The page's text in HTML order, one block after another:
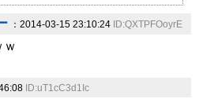
：2014-03-15 23:10:24 ID:QXTPFOoyrE
ID:uT1cC3d1Ic